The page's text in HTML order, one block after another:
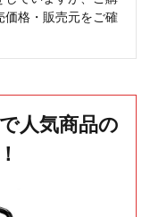
価格・販売元をご確
人気商品の